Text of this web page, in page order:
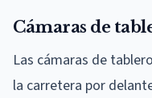
Cámaras de
Las cámaras de
la carretera por